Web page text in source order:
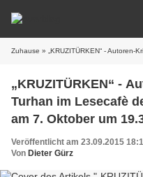
Zuhause » „KRUZITÜRKEN“ - Autoren-Krimi-Lesung mit
„KRUZITÜRKEN“ -
Turhan im Lesecafè
am 7. Oktober um
Veröffentlicht am 23.09.2015
Von Dieter Gürz